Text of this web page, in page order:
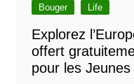
Bouger Life
Explorez
offert
pour les Jeunes